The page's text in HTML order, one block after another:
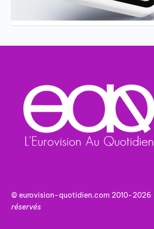
© eurovision-quotidien.com 2010-2026 |
réservés